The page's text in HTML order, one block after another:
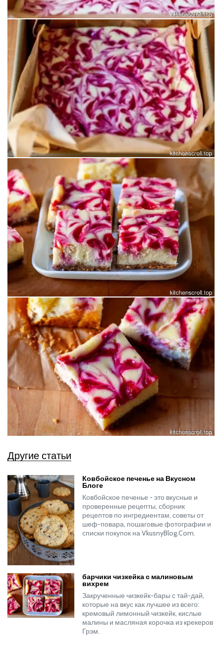
Другие статьи
Ковбойское печенье на Вкусном
Блоге
Ковбойское печенье - это вкусные и
проверенные рецепты, сборник
рецептов по ингредиентам, советы от
шеф-повара, пошаговые фотографии и
списки покупок на VkusnyBlog.Com.
барчики чизкейка с малиновым
вихрем
Закрученные чизкейк-бары с тай-дай,
которые на вкус как лучшее из всего:
кремовый лимонный чизкейк, кислые
малины и масляная корочка из крекеров
Грэм.